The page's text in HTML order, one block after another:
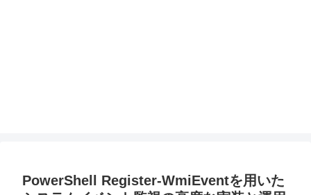
PowerShell Register-WmiEventを用いた